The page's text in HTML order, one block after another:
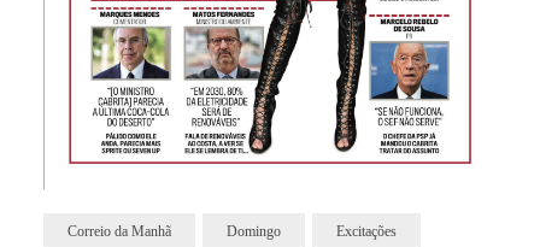
Correio da Manhã Domingo Excitações